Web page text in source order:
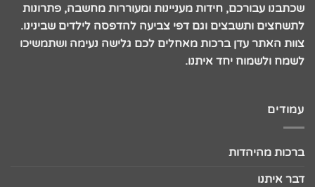
שכתבנו עבורכם, חידות מעניינות ומעוררות מחשבה, פתרונות
לתשחצים ותשבצים וגם דפי צביעה להדפסה לילדים שבינינו.
צוות האתר עדן ברכות מאחלים לכם גלישה נעימה ושתמשיכו
לשמח ולשמוח יחד איתנו.
עמודים
ברכות מהיהדות
דבר איתנו